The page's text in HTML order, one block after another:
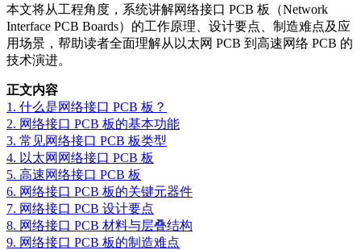
本文将从工程角度，系统讲解网络接口 PCB 板（Network
Interface PCB Boards）的工作原理、设计要点、制造难点及应
用场景，帮助读者全面理解从以太网 PCB 到高速网络 PCB 的
技术演进。
正文内容
1. 什么是网络接口 PCB 板？
2. 网络接口 PCB 板的基本功能
3. 常见网络接口 PCB 板类型
4. 以太网网络接口 PCB 板
5. 高速网络接口 PCB 板
6. 网络接口 PCB 板的关键元器件
7. 网络接口 PCB 设计要点
8. 网络接口 PCB 材料与层叠结构
9. 网络接口 PCB 板的制造难点